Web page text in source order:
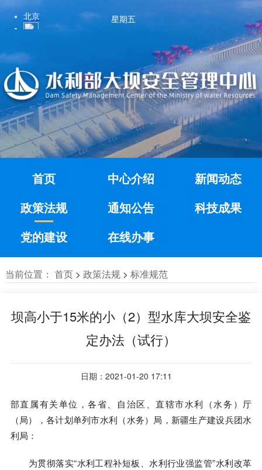
星期五
首页 中心介绍
新闻动态
政策法规
通知公告
科技成果
党的建设
在线办事
当前位置： 首页> 政策法规> 标准规范
坝高小于15米的小（2）型水库大坝安全鉴
定办法（试行）
日期：2021-01-20 17:11
部直属有关单位，各省、自治区、直辖市水利（水务）厅
（局），各计划单列市水利（水务）局，新疆生产建设兵团水
利局：
为贯彻落实“水利工程补短板、水利行业强监管”水利改革